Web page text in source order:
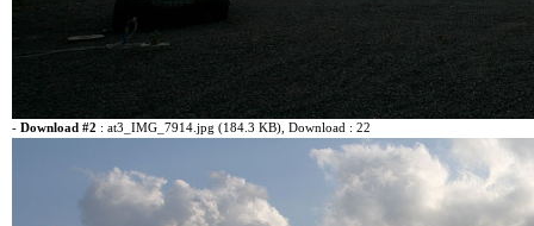
- Download #2 : at3_IMG_7914.jpg (184.3 KB) , Download : 22